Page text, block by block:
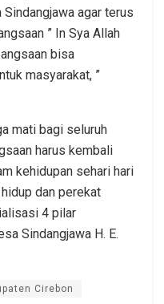
agar terus
” In Sya Allah
bisa
masyarakat, ”
mati bagi seluruh
harus kembali
kehidupan sehari hari
dan perekat
4 pilar
Sindangjawa H. E.
Cirebon